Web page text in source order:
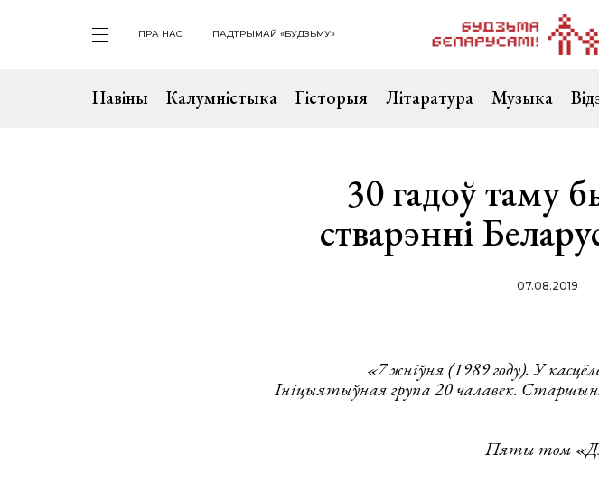
ПРА НАС ПАДТРЫМАЙ «БУДЗЬМУ»
Навіны Калумністыка Гісторыя Літаратура Музыка
30 гадоў таму
стварэнні
07.08.2019
«7 жніўня (1989 году). У
Ініцыятыўная група 20 чалавек.
Пяты том